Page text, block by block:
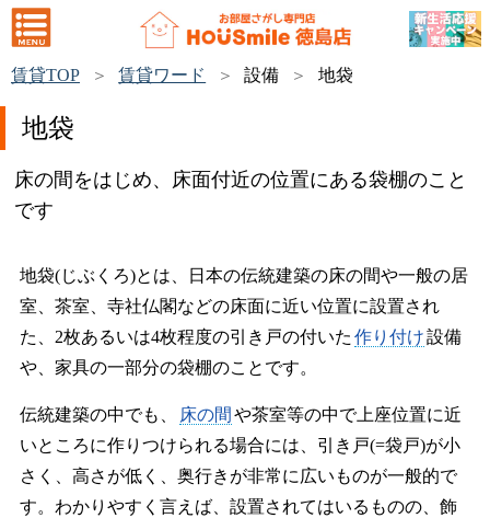
賃貸TOP 賃貸ワード 設備 地袋
地袋
床の間をはじめ、床面付近の位置にある袋棚のこと
です
地袋(じぶくろ)とは、日本の伝統建築の床の間や一般の居
室、茶室、寺社仏閣などの床面に近い位置に設置され
た、2枚あるいは4枚程度の引き戸の付いた 作り付け設備
や、家具の一部分の袋棚のことです。
伝統建築の中でも、 床の間 や茶室等の中で上座位置に近
いところに作りつけられる場合には、引き戸(=袋戸)が小
さく、高さが低く、奥行きが非常に広いものが一般的で
す。わかりやすく言えば、設置されてはいるものの、飾